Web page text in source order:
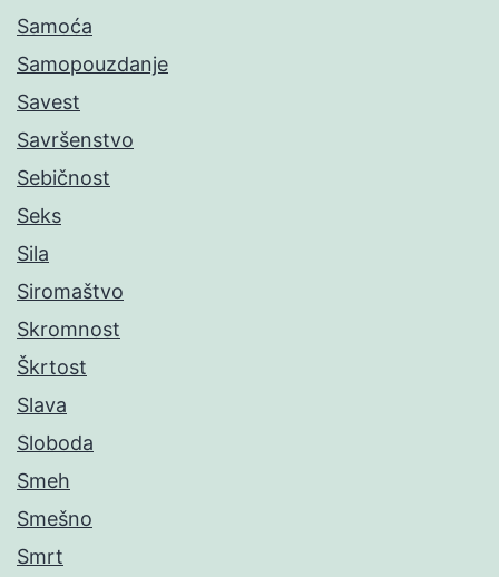
Samoća
Samopouzdanje
Savest
Savršenstvo
Sebičnost
Seks
Sila
Siromaštvo
Skromnost
Škrtost
Slava
Sloboda
Smeh
Smešno
Smrt